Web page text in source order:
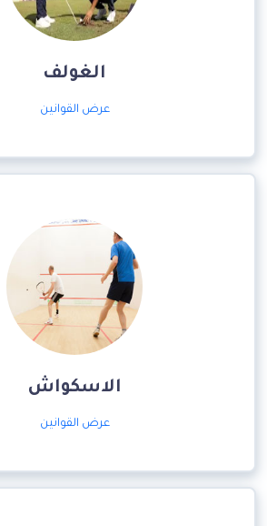
الغولف
عرض القوانين
الاسكواش
عرض القوانين